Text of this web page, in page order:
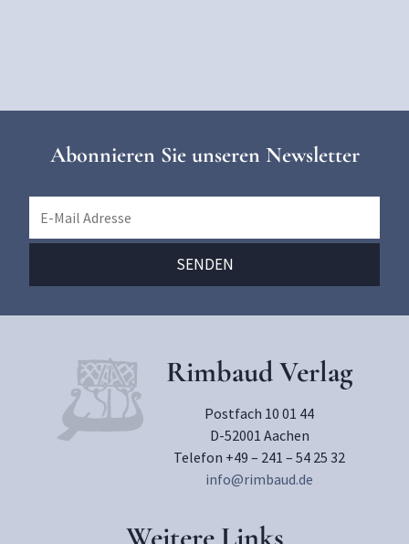
Abonnieren Sie unseren Newsletter
Rimbaud Verlag
Postfach 10 01 44
D-52001 Aachen
Telefon +49 – 241 – 54 25 32
info@rimbaud.de